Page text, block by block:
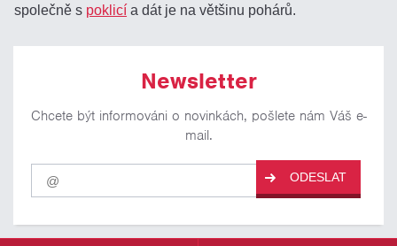
společně s poklicía dát je na většinu pohárů.
Newsletter
Chcete být informováni o novinkách, pošlete nám Váš e-
mail.
Pro
odběr
našich
ODESLAT